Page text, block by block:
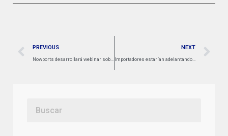
PREVIOUS NEXT
Importadores estarían adelantando pedidos por temor a nueva huelga en la USEC y a los aranceles de Trump